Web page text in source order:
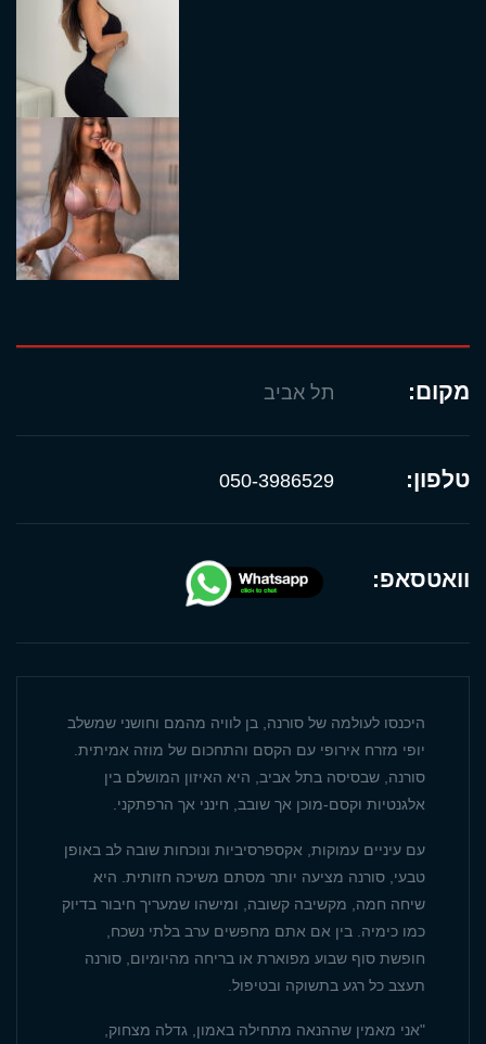
מקום: תל אביב
טלפון: 050-3986529
וואטסאפ:
היכנסו לעולמה של סורנה, בן לוויה מהמם וחושני שמשלב
יופי מזרח אירופי עם הקסם והתחכום של מוזה אמיתית.
סורנה, שבסיסה בתל אביב, היא האיזון המושלם בין
אלגנטיות וקסם-מוכן אך שובב, חינני אך הרפתקני.
עם עיניים עמוקות, אקספרסיביות ונוכחות שובה לב באופן
טבעי, סורנה מציעה יותר מסתם משיכה חזותית. היא
שיחה חמה, מקשיבה קשובה, ומישהו שמעריך חיבור בדיוק
כמו כימיה. בין אם אתם מחפשים ערב בלתי נשכח,
חופשת סוף שבוע מפוארת או בריחה מהיומיום, סורנה
תעצב כל רגע בתשוקה ובטיפול.
"אני מאמין שההנאה מתחילה באמון, גדלה מצחוק,